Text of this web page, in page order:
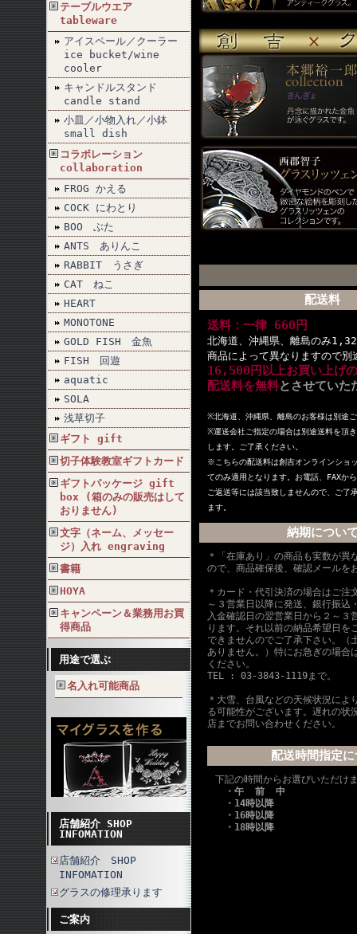
テーブルウエア
tableware
アイスペール／クーラー
ice bucket/wine
cooler
キャンドルスタンド
candle stand
小皿／小物入れ／小鉢
small dish
コラボレーション
collaboration
FROG かえる
COCK にわとり
BOO ぶた
ANTS ありんこ
RABBIT うさぎ
CAT ねこ
HEART
MONOTONE
GOLD FISH 金魚
FISH 回遊
aquatic
SOLA
浅草切子
ギフト gift
切子体験教室ギフトカード
ギフトパッケージ gift
box (箱のみの販売はして
おりません)
文字（ネーム、メッセー
ジ）入れ engraving
書籍
HOYA
キャンペーン＆業務用お買
得商品
用途で選ぶ
名入れ可能商品
店舗紹介 SHOP
INFOMATION
店舗紹介 SHOP
INFOMATION
グラスの修理承ります
ご案内
配送料
送料：一律 660円
北海道、沖縄県、離島のみ
商品によって異なりますので別
16,500円以上お買い上げ
配送料を無料とさせていた
※北海道、沖縄県、離島のお客様は別途
※運送会社ご指定の場合は別途送料を頂
します。ご了承ください。
※こちらの配送料は創吉オンラインショ
てのみ適用となります。お電話、FAXか
ご返送等には該当致しませんので、ご了
ます。
納期につい
＊「在庫あり」の商品も実数が異
ので、商品確保後、確認メールを
＊カード・代引決済の場合はご注
～３営業日以降に発送、銀行振込
入金確認日の翌営業日から２～３
ります。それ以前の納品希望日を
できませんのでご了承下さい。（
ありません。）特にお急ぎの場合
ください。
TEL : 03-3843-1119まで。
＊大雪、台風などの天候状況によ
る可能性がございます。遅れの状
店までお問い合わせください。
配送時間指定
下記の時間からお選びいただけ
・午 前 中
・14時以降
・16時以降
・18時以降